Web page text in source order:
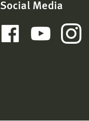
Social Media